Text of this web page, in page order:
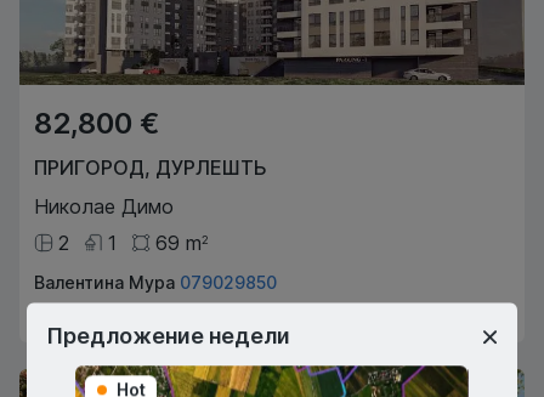
82,800 €
ПРИГОРОД, ДУРЛЕШТЬ
Николае Димо
2
1 69 m2
Валентина Мура 079029850
Агент по недвижимости
Предложение недели
Hot Hot